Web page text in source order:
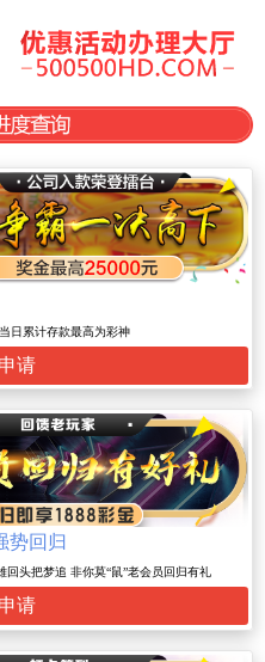
日累计存款最高为彩神
请
势回归
头把梦追 非你莫“鼠”老会员回归有礼
请